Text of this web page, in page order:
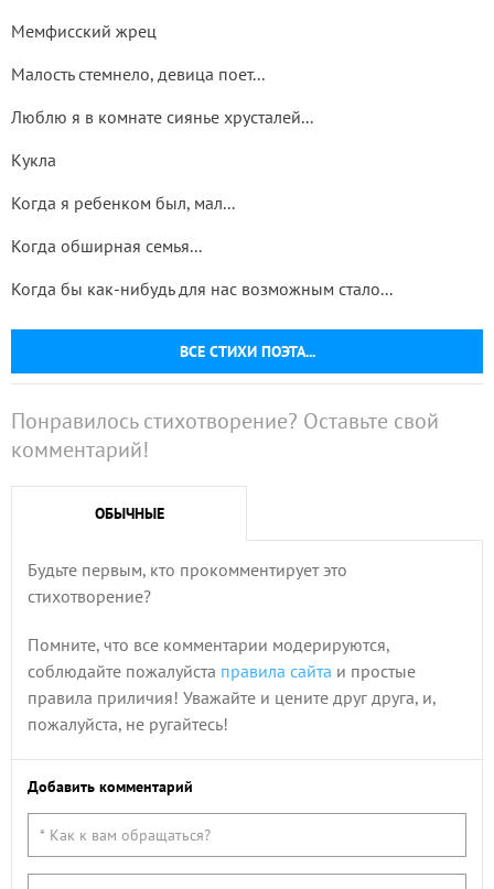
ВСЕ СТИХИ ПОЭТА...
Мемфисский жрец
Малость стемнело, девица поет...
Люблю я в комнате сиянье хрусталей...
Кукла
Когда я ребенком был, мал...
Когда обширная семья...
Когда бы как-нибудь для нас возможным стало...
Понравилось стихотворение? Оставьте свой
комментарий!
ОБЫЧНЫЕ
Будьте первым, кто прокомментирует это
стихотворение?
Помните, что все комментарии модерируются,
соблюдайте пожалуйста правила сайта и простые
правила приличия! Уважайте и цените друг друга, и,
пожалуйста, не ругайтесь!
Добавить комментарий